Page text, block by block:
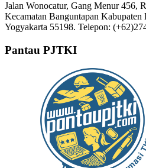
Jalan Wonocatur, Gang Menur 456,
Kecamatan Banguntapan
Yogyakarta 55198. Telepon:
Pantau PJTKI